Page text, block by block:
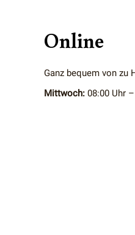
Online
Ganz bequem von zu
Mittwoch: 08:00 Uhr